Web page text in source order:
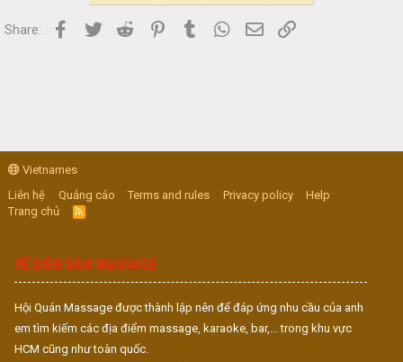
Share: Facebook
Twitter Reddit PinterestTumblr WhatsApp
Email
Vietnames
Liên hệ
Quảng cáo Terms and rules Privacy policy
Help
Trang chủ
R
S
VỀ DIỄN ĐÀN MASSAGE
Hội Quán Massage được thành lập nên để đáp ứng nhu cầu của anh
em tìm kiếm các địa điểm massage, karaoke, bar,... trong khu vực
HCM cũng như toàn quốc.